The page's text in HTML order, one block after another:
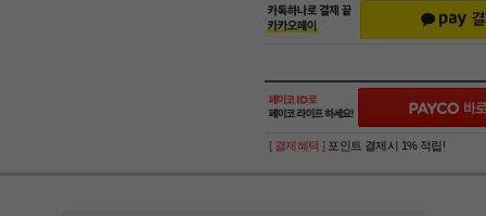
[ 결제혜택 ] 포인트 결제시 1% 적립!